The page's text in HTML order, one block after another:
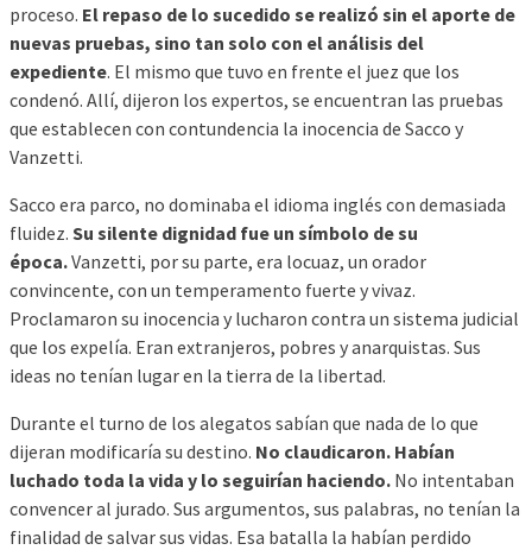
proceso. El repaso de lo sucedido se realizó sin el aporte de
nuevas pruebas, sino tan solo con el análisis del
expediente. El mismo que tuvo en frente el juez que los
condenó. Allí, dijeron los expertos, se encuentran las pruebas
que establecen con contundencia la inocencia de Sacco y
Vanzetti.
Sacco era parco, no dominaba el idioma inglés con demasiada
fluidez. Su silente dignidad fue un símbolo de su
época.Vanzetti, por su parte, era locuaz, un orador
convincente, con un temperamento fuerte y vivaz.
Proclamaron su inocencia y lucharon contra un sistema judicial
que los expelía. Eran extranjeros, pobres y anarquistas. Sus
ideas no tenían lugar en la tierra de la libertad.
Durante el turno de los alegatos sabían que nada de lo que
dijeran modificaría su destino. No claudicaron. Habían
luchado toda la vida y lo seguirían haciendo. No intentaban
convencer al jurado. Sus argumentos, sus palabras, no tenían la
finalidad de salvar sus vidas. Esa batalla la habían perdido